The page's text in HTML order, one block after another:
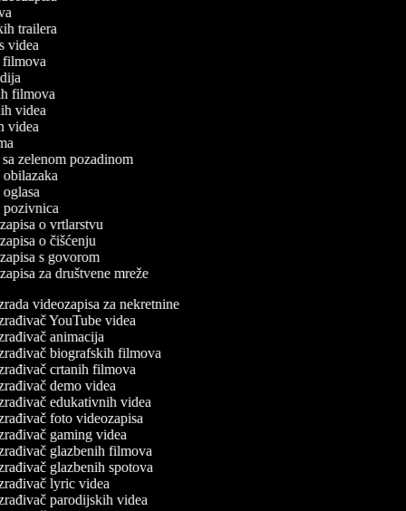
trailera
videa
filmova
filmova
videa
videa
sa zelenom pozadinom
obilazaka
oglasa
pozivnica
o vrtlarstvu
o čišćenju
s govorom
za društvene mreže
videozapisa za nekretnine
YouTube videa
animacija
biografskih filmova
crtanih filmova
demo videa
edukativnih videa
foto videozapisa
gaming videa
glazbenih filmova
glazbenih spotova
lyric videa
parodijskih videa